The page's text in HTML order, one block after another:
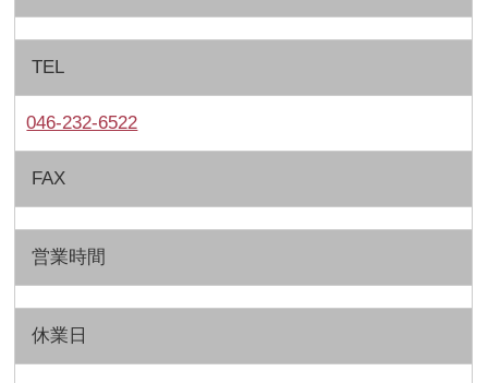
TEL
046-232-6522
FAX
営業時間
休業日